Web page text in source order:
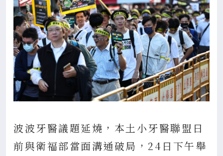
波波牙醫議題延燒，本土小牙醫聯盟日
前與衛福部當面溝通破局，24日下午舉